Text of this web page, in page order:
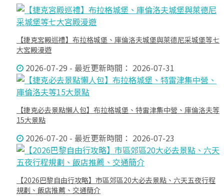
【捷克宮殿巡禮】布拉格城堡、庫倫洛夫城堡與萊德尼采城堡等七
大宮殿漫遊
2026-07-29 - 最近更新時間： 2026-07-31
【捷克必去景點懶人包】布拉格城堡、特雷津集中營、庫倫洛夫等
15大景點
2026-07-20 - 最近更新時間： 2026-07-23
【2026巴黎自由行攻略】市區郊區20大必去景點、六天五夜行程
規劃、飯店推薦、交通簡介